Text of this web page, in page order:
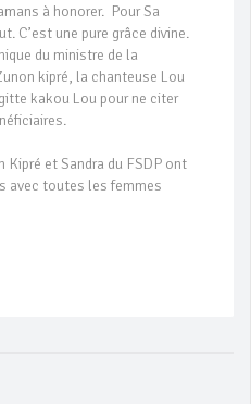
à honorer. Pour Sa
C’est une pure grâce divine.
du ministre de la
kipré, la chanteuse Lou
kakou Lou pour ne citer
Kipré et Sandra du FSDP ont
avec toutes les femmes